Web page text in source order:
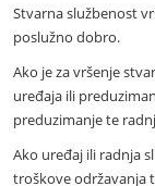
Stvarna službenost
poslužno dobro.
Ako je za vršenje
uređaja ili
preduzimanje te
Ako uređaj ili radnja
troškove održavanja